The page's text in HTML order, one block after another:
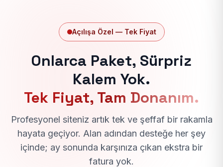
Açılışa Özel — Tek Fiyat
Onlarca Paket, Sürpriz
Kalem Yok.
Tek Fiyat, Tam Donanım.
Profesyonel siteniz artık tek ve şeffaf bir rakamla
hayata geçiyor. Alan adından desteğe her şey
içinde; ay sonunda karşınıza çıkan ekstra bir
fatura yok.